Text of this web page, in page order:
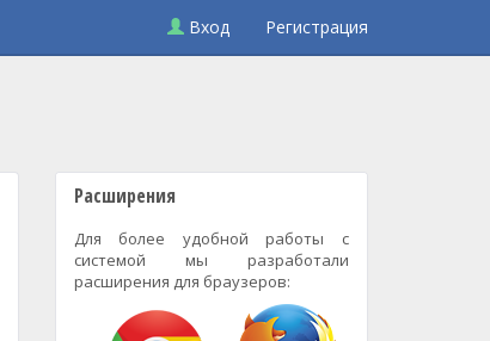
Вход Регистрация
Расширения
Для более удобной работы с
системой мы разработали
расширения для браузеров: